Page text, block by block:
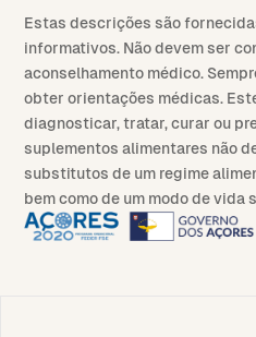
Estas descrições são
informativos. Não devem ser
aconselhamento médico.
obter orientações médicas.
diagnosticar, tratar, curar ou
suplementos alimentares não
substitutos de um regime
bem como de um modo de vida